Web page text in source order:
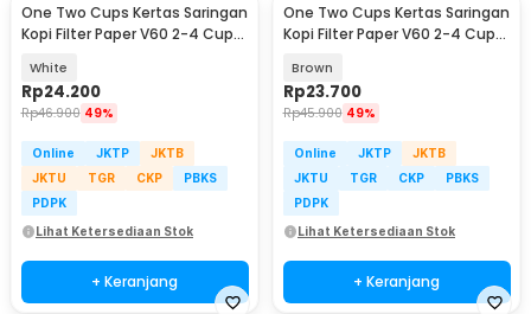
One Two Cups Kertas Saringan
Kopi Filter Paper V60 2-4 Cups
White
Rp24.200
Rp46.900 49%
Online JKTP
JKTB
JKTU
TGR CKP
PBKS
PDPK
Lihat Ketersediaan Stok
+ Keranjang
One Two Cups Kertas Saringan
Kopi Filter Paper V60 2-4 Cups
Brown
Rp23.700
Rp45.900 49%
Online JKTP
JKTB
JKTU
TGR CKP
PBKS
PDPK
Lihat Ketersediaan Stok
+ Keranjang